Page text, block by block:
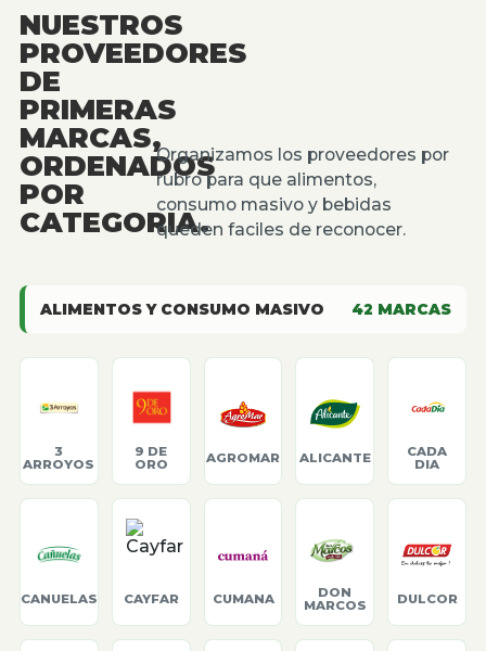
NUESTROS
PROVEEDORES
DE
PRIMERAS
MARCAS,
ORDENADOS
POR
CATEGORIA.
Organizamos los proveedores por
rubro para que alimentos,
consumo masivo y bebidas
queden faciles de reconocer.
ALIMENTOS Y CONSUMO MASIVO 42 MARCAS
3
ARROYOS
9 DE
ORO
AGROMAR ALICANTE
CADA
DIA
CANUELAS CAYFAR CUMANA
DON
MARCOS
DULCOR